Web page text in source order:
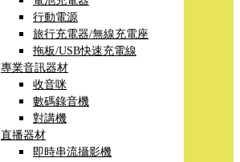
行動電源
旅行充電器/無線充電座
拖板/USB快速充電線
專業音訊器材
收音咪
數碼錄音機
對講機
直播器材
即時串流攝影機